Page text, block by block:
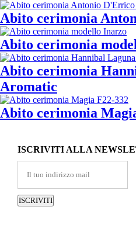
Abito cerimonia
Abito cerimonia
Abito cerimonia
Aromatic
Abito cerimonia
ISCRIVITI ALLA